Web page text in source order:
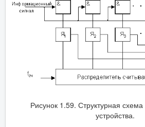
Рисунок 1.59. Структурная
устройства.